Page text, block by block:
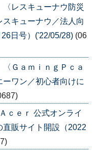
レスキューナウ防災
キューナウ／法人向
日号）('22/05/28) (06
ＧａｍｉｎｇＰｃａ
ーワン／初心者向けに
ｃｅｒ 公式オンライ
直販サイト開設（2022